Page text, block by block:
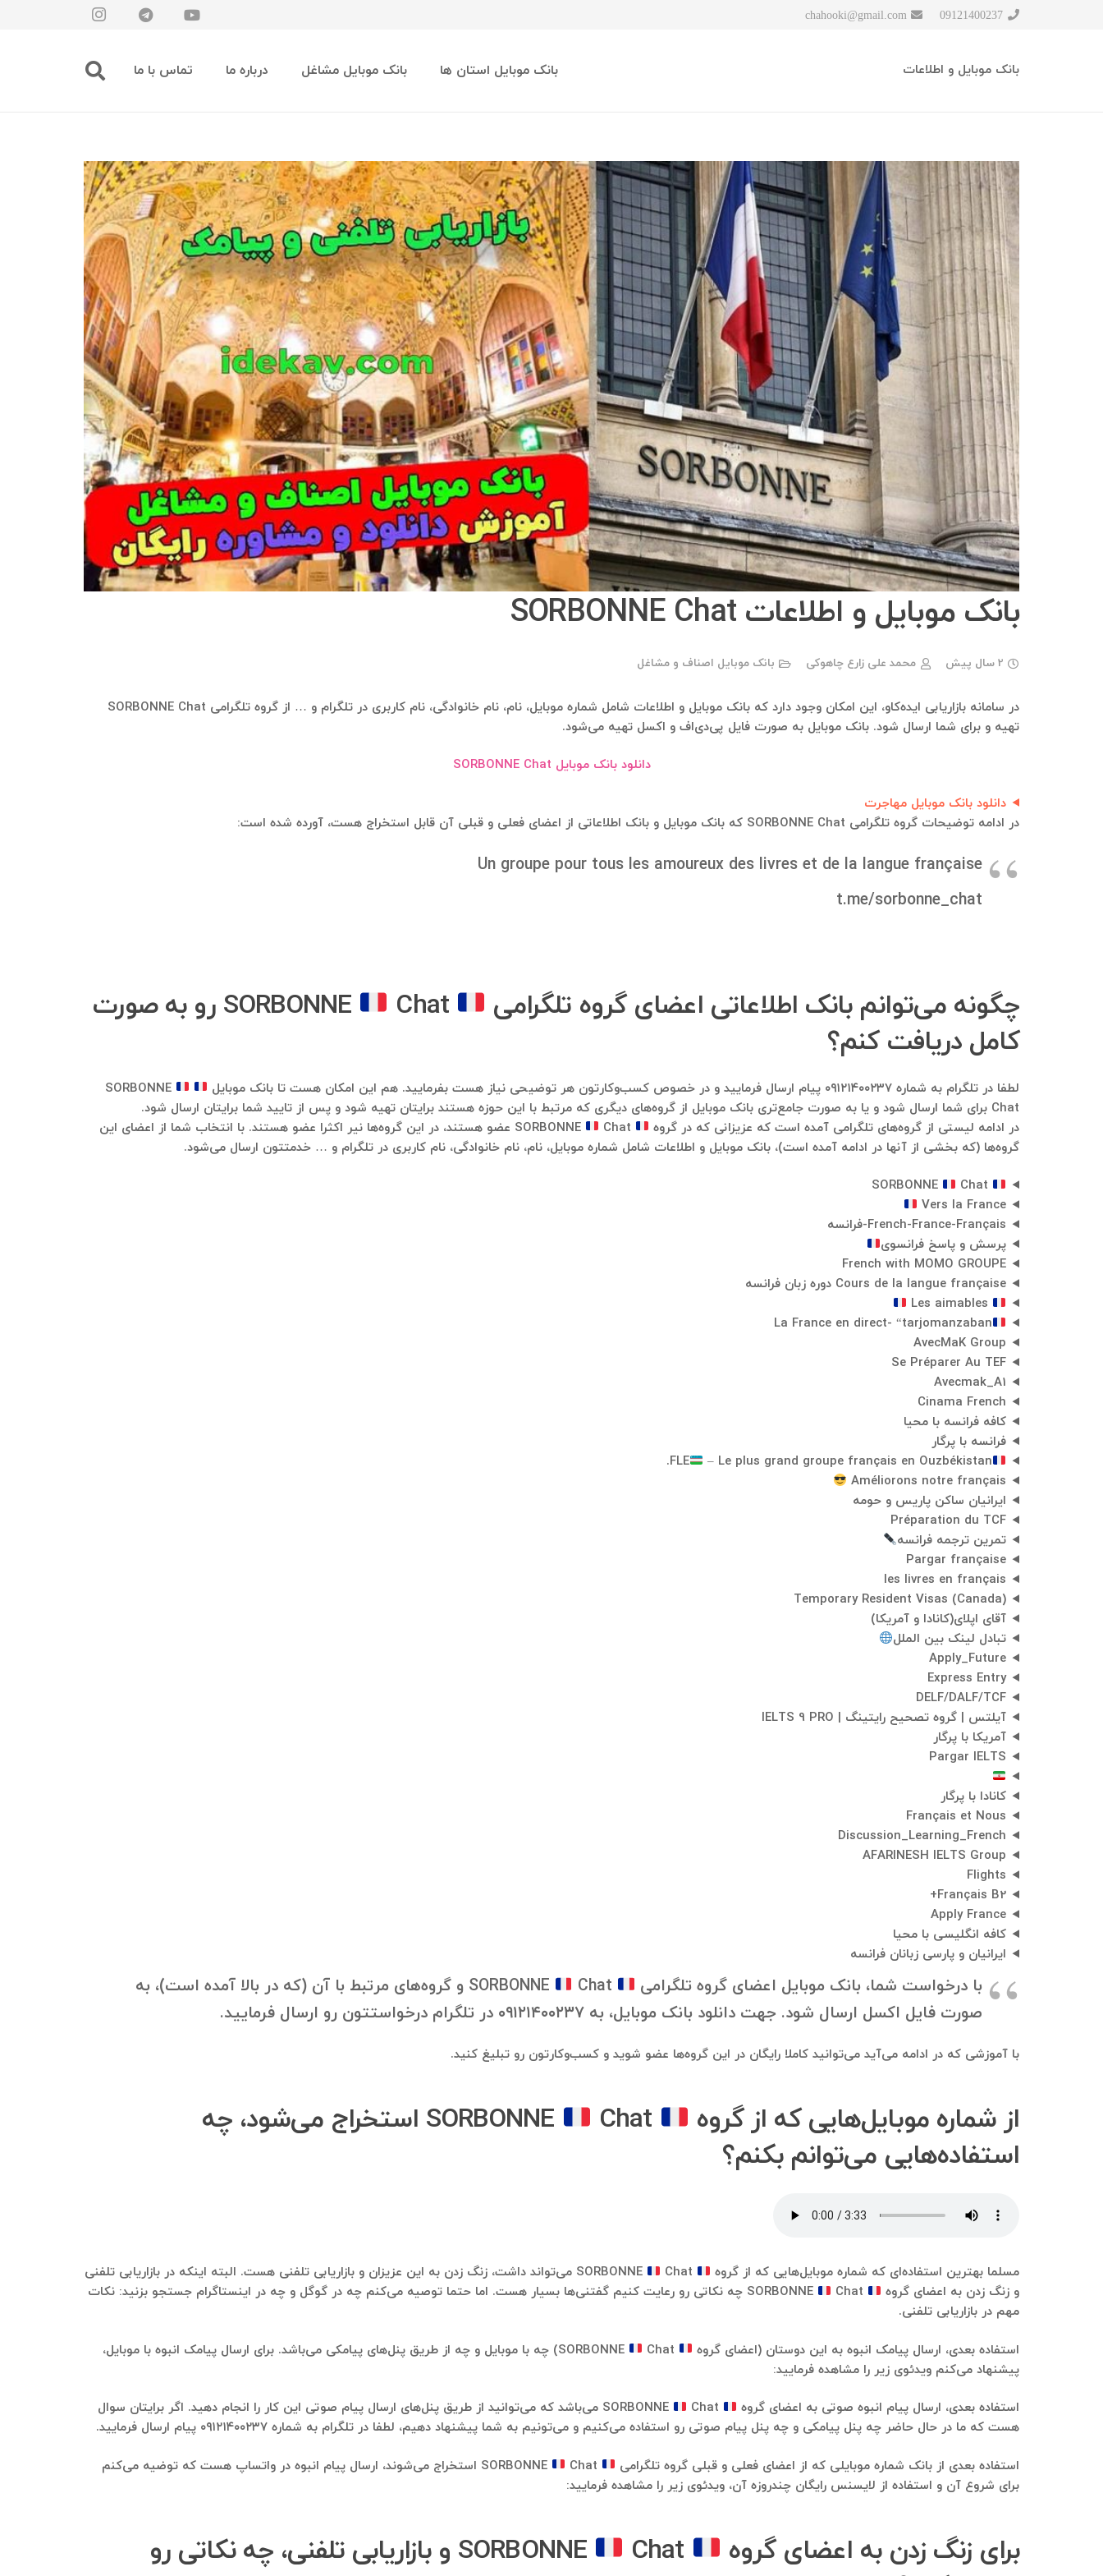
09121400237
chahooki@gmail.com
بانک موبایل و اطلاعات بانک موبایل استان ها بانک موبایل مشاغل درباره ما تماس با ما
بانک موبایل و اطلاعات SORBONNE Chat
2 سال پیش محمد علی زارع چاهوکی بانک موبایل اصناف و مشاغل
در سامانه بازاریابی ایده‌کاو، این امکان وجود دارد که بانک موبایل و اطلاعات شامل شماره موبایل، نام، نام خانوادگی، نام کاربری در تلگرام و … از گروه تلگرامی SORBONNE Chat
تهیه و برای شما ارسال شود. بانک موبایل به صورت فایل پی‌دی‌اف و اکسل تهیه می‌شود.
دانلود بانک موبایل SORBONNE Chat
دانلود بانک موبایل مهاجرت
در ادامه توضیحات گروه تلگرامی SORBONNE Chat که بانک موبایل و بانک اطلاعاتی از اعضای فعلی و قبلی آن قابل استخراج هست، آورده شده است:
Un groupe pour tous les amoureux des livres et de la langue française
t.me/sorbonne_chat
چگونه می‌توانم بانک اطلاعاتی اعضای گروه تلگرامی SORBONNE
Chat رو به صورت
کامل دریافت کنم؟
لطفا در تلگرام به شماره ۰۹۱۲۱۴۰۰۲۳۷ پیام ارسال فرمایید و در خصوص کسب‌وکارتون هر توضیحی نیاز هست بفرمایید. هم این امکان هست تا بانک موبایل
Chat برای شما ارسال شود و یا به صورت جامع‌تری بانک موبایل از گروه‌های دیگری که مرتبط با این حوزه هستند برایتان تهیه شود و پس از تایید شما برایتان ارسال شود.
در ادامه لیستی از گروه‌های تلگرامی آمده است که عزیزانی که در گروه
Chat عضو هستند، در این گروه‌ها نیر اکثرا عضو هستند. با انتخاب شما از اعضای این
گروه‌ها (که بخشی از آنها در ادامه آمده است)، بانک موبایل و اطلاعات شامل شماره موبایل، نام، نام خانوادگی، نام کاربری در تلگرام و … خدمتتون ارسال می‌شود.
Chat
Vers la France
French-France-Français-فرانسه
پرسش و پاسخ فرانسوی
French with MOMO GROUPE
Cours de la langue française دوره زبان فرانسه
La France en direct- “tarjomanzaban
AvecMaK Group
Se Préparer Au TEF
Avecmak_A1
Cinama French
کافه فرانسه با محیا
فرانسه با پرگار
FLE
– Le plus grand groupe français en Ouzbékistan.
Améliorons notre français
ایرانیان ساکن پاریس و حومه
Préparation du TCF
تمرین ترجمه فرانسه
Pargar française
les livres en français
Temporary Resident Visas (Canada)
آقای اپلای(کانادا و آمریکا)
تبادل لینک بین الملل
Apply_Future
Express Entry
DELF/DALF/TCF
آیلتس | گروه تصحیح رایتینگ | IELTS 9 PRO
آمریکا با پرگار
Pargar IELTS
کانادا با پرگار
Français et Nous
Discussion_Learning_French
AFARINESH IELTS Group
Flights
Français B2+
Apply France
کافه انگلیسی با محیا
ایرانیان و پارسی زبانان فرانسه
با درخواست شما، بانک موبایل اعضای گروه تلگرامی
Chat و گروه‌های مرتبط با آن (که در بالا آمده است)، به
صورت فایل اکسل ارسال شود. جهت دانلود بانک موبایل، به ۰۹۱۲۱۴۰۰۲۳۷ در تلگرام درخواستتون رو ارسال فرمایید.
با آموزشی که در ادامه می‌آید می‌توانید کاملا رایگان در این گروه‌ها عضو شوید و کسب‌وکارتون رو تبلیغ کنید.
از شماره موبایل‌هایی که از گروه
Chat استخراج می‌شود، چه
استفاده‌هایی می‌توانم بکنم؟
مسلما بهترین استفاده‌ای که شماره موبایل‌هایی که از گروه
Chat می‌تواند داشت، زنگ زدن به این عزیزان و بازاریابی تلفنی هست. البته اینکه در بازاریابی تلفنی
و زنگ زدن به اعضای گروه
Chat چه نکاتی رو رعایت کنیم گفتنی‌ها بسیار هست. اما حتما توصیه می‌کنم چه در گوگل و چه در اینستاگرام جستجو بزنید: نکات
مهم در بازاریابی تلفنی.
استفاده بعدی، ارسال پیامک انبوه به این دوستان (اعضای گروه
Chat) چه با موبایل و چه از طریق پنل‌های پیامکی می‌باشد. برای ارسال پیامک انبوه با موبایل،
پیشنهاد می‌کنم ویدئوی زیر را مشاهده فرمایید:
استفاده بعدی، ارسال پیام انبوه صوتی به اعضای گروه
Chat می‌باشد که می‌توانید از طریق پنل‌های ارسال پیام صوتی این کار را انجام دهید. اگر برایتان سوال
هست که ما در حال حاضر چه پنل پیامکی و چه پنل پیام صوتی رو استفاده می‌کنیم و می‌تونیم به شما پیشنهاد دهیم، لطفا در تلگرام به شماره ۰۹۱۲۱۴۰۰۲۳۷ پیام ارسال فرمایید.
استفاده بعدی از بانک شماره موبایلی که از اعضای فعلی و قبلی گروه تلگرامی
Chat استخراج می‌شوند، ارسال پیام انبوه در واتساپ هست که توضیه می‌کنم
برای شروع آن و استفاده از لایسنس رایگان چندروزه آن، ویدئوی زیر را مشاهده فرمایید:
برای زنگ زدن به اعضای گروه
Chat و بازاریابی تلفنی، چه نکاتی رو